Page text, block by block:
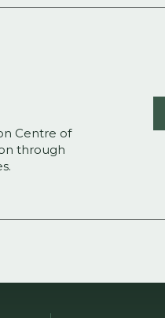
Centre of
through